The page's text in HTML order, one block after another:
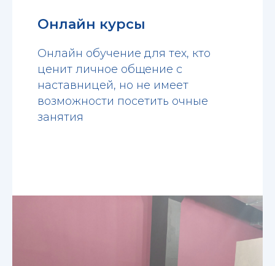
Онлайн курсы
Онлайн обучение для тех, кто
ценит личное общение с
наставницей, но не имеет
возможности посетить очные
занятия